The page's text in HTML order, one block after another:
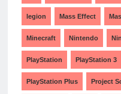
legion Mass Effect
Minecraft Nintendo
PlayStation PlayStation 3
PlayStation Plus Project